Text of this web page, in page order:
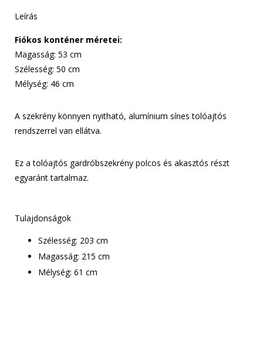
Leírás
Fiókos konténer méretei:
Magasság: 53 cm
Szélesség: 50 cm
Mélység: 46 cm
A szekrény könnyen nyitható, alumínium sínes tolóajtós
rendszerrel van ellátva.
Ez a tolóajtós gardróbszekrény polcos és akasztós részt
egyaránt tartalmaz.
Tulajdonságok
Szélesség: 203 cm
Magasság: 215 cm
Mélység: 61 cm